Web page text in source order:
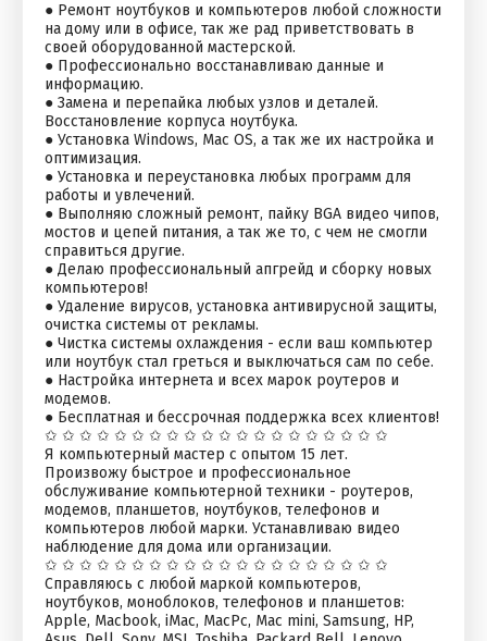
● Ремонт ноутбуков и компьютеров любой сложности
на дому или в офисе, так же рад приветствовать в
своей оборудованной мастерской.
● Профессионально восстанавливаю данные и
информацию.
● Замена и перепайка любых узлов и деталей.
Восстановление корпуса ноутбука.
● Установка Windows, Mac OS, а так же их настройка и
оптимизация.
● Установка и переустановка любых программ для
работы и увлечений.
● Выполняю сложный ремонт, пайку BGA видео чипов,
мостов и цепей питания, а так же то, с чем не смогли
справиться другие.
● Делаю профессиональный апгрейд и сборку новых
компьютеров!
● Удаление вирусов, установка антивирусной защиты,
очистка системы от рекламы.
● Чистка системы охлаждения - если ваш компьютер
или ноутбук стал греться и выключаться сам по себе.
● Настройка интернета и всех марок роутеров и
модемов.
● Бесплатная и бессрочная поддержка всех клиентов!
✩ ✩ ✩ ✩ ✩ ✩ ✩ ✩ ✩ ✩ ✩ ✩ ✩ ✩ ✩ ✩ ✩ ✩ ✩ ✩
Я компьютерный мастер с опытом 15 лет.
Произвожу быстрое и профессиональное
обслуживание компьютерной техники - роутеров,
модемов, планшетов, ноутбуков, телефонов и
компьютеров любой марки. Устанавливаю видео
наблюдение для дома или организации.
✩ ✩ ✩ ✩ ✩ ✩ ✩ ✩ ✩ ✩ ✩ ✩ ✩ ✩ ✩ ✩ ✩ ✩ ✩ ✩
Справляюсь с любой маркой компьютеров,
ноутбуков, моноблоков, телефонов и планшетов:
Apple, Macbook, iMac, MacPc, Mac mini, Samsung, HP,